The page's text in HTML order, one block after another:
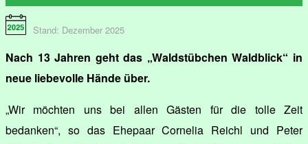
Stand: Dezember 2025
Nach 13 Jahren geht das „Waldstübchen Waldblick“ in
neue liebevolle Hände über.
„Wir möchten uns bei allen Gästen für die tolle Zeit
bedanken“, so das Ehepaar Cornelia Reichl und Peter